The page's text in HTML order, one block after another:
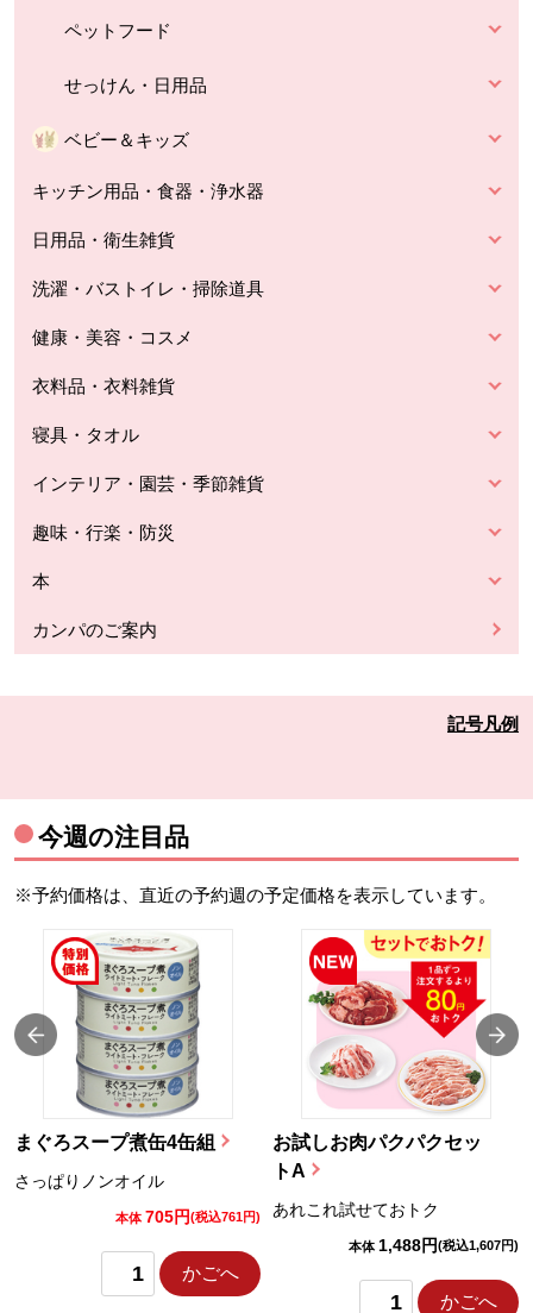
ペットフード
せっけん・日用品
ベビー＆キッズ
キッチン用品・食器・浄水器
日用品・衛生雑貨
洗濯・バストイレ・掃除道具
健康・美容・コスメ
衣料品・衣料雑貨
寝具・タオル
インテリア・園芸・季節雑貨
趣味・行楽・防災
本
カンパのご案内
記号凡例
今週の注目品
※予約価格は、直近の予約週の予定価格を表示しています。
まぐろスープ煮缶4缶組
さっぱりノンオイル
本体 705円(税込761円)
かごへ
お試しお肉パクパクセッ
トA
あれこれ試せておトク
本体 1,488円(税込1,607円)
かごへ